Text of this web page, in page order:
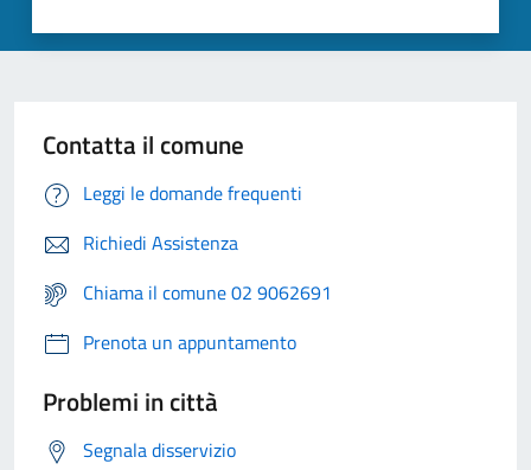
Contatta il comune
Leggi le domande frequenti
Richiedi Assistenza
Chiama il comune 02 9062691
Prenota un appuntamento
Problemi in città
Segnala disservizio